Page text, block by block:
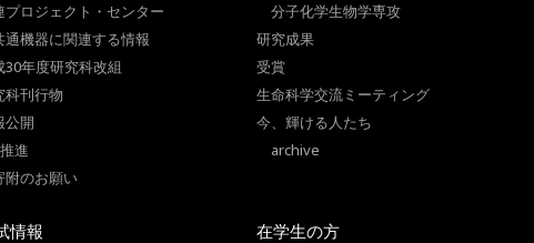
プロジェクト・センター
通機器に関連する情報
30年度研究科改組
科刊行物
公開
進
附のお願い
分子化学生物学専攻
研究成果
受賞
生命科学交流ミーティング
今、輝ける人たち
archive
情報 在学生の方